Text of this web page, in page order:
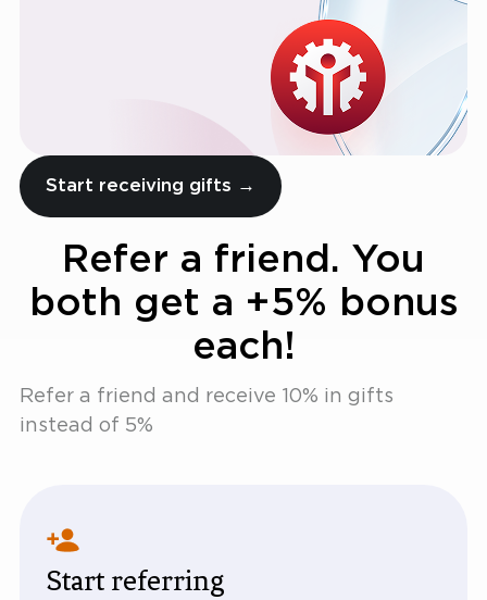
Start receiving gifts →
Refer a friend. You
both get a +5% bonus
each!
Refer a friend and receive 10% in gifts
instead of 5%
Start referring